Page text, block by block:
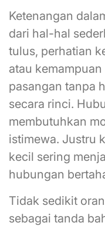
Ketenangan
dari hal-hal
tulus, perhatian
atau
pasangan tanpa
secara rinci.
membutuhkan
istimewa. Justru
kecil sering
hubungan
Tidak sedikit
sebagai tanda